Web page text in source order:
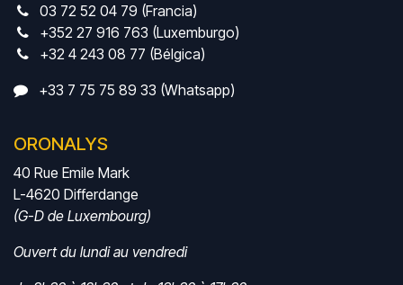
03 72 52 04 79 (Francia)
+352 27 916 763 (Luxemburgo)
+32 4 243 08 77 (Bélgica)
+33 7 75 75 89 33 (Whatsapp)
ORONALYS
40 Rue Emile Mark
L-4620 Differdange
(G-D de Luxembourg)
Ouvert du lundi au vendredi